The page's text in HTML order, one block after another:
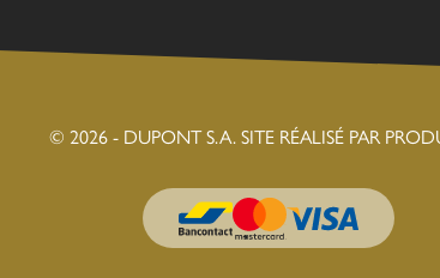
© 2026 - DUPONT S.A. SITE RÉALISÉ PAR